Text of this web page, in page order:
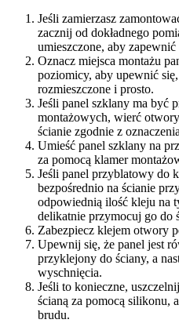
Jeśli zamierzasz
zacznij od dokładnego
umieszczone, aby
Oznacz miejsca montażu
poziomicy, aby upewnić
rozmieszczone i prosto.
Jeśli panel szklany ma być
montażowych, wierć
ścianie zgodnie z
Umieść panel szklany na
za pomocą klamer
Jeśli panel przyblatowy do
bezpośrednio na ścianie
odpowiednią ilość kleju na
delikatnie przymocuj go do
Zabezpiecz klejem otwory
Upewnij się, że panel jest
przyklejony do ściany, a
wyschnięcia.
Jeśli to konieczne,
ścianą za pomocą silikonu,
brudu.